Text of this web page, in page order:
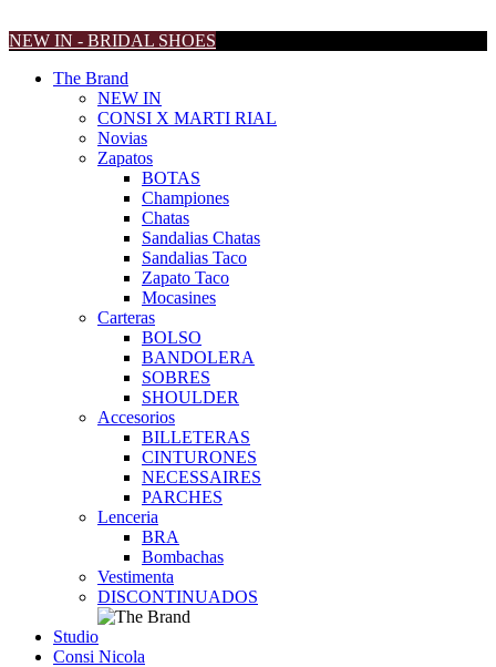
NEW IN - BRIDAL SHOES
The Brand
NEW IN
CONSI X MARTI RIAL
Novias
Zapatos
BOTAS
Championes
Chatas
Sandalias Chatas
Sandalias Taco
Zapato Taco
Mocasines
Carteras
BOLSO
BANDOLERA
SOBRES
SHOULDER
Accesorios
BILLETERAS
CINTURONES
NECESSAIRES
PARCHES
Lenceria
BRA
Bombachas
Vestimenta
DISCONTINUADOS
Studio
Consi Nicola